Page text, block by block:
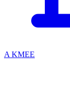
A KMEE